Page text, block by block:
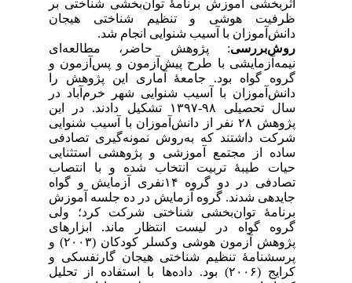
اثربخشی آموزش برنامهٔ توان‌بخشی شناختی بر
ظرفیت هوشی و تنظیم شناختی هیجان
دانش‌آموزان با آسیب شنوایی انجام شد.
روش‌بررسی: پژوهش حاضر، مطالعه‌ای
نیمه‌آزمایشی با طرح پیش‌آزمون و پس‌آزمون و
گروه گواه بود. جامعهٔ آماری این پژوهش را
دانش‌آموزان با آسیب شنوایی شهر خرم‌آباد در
سال تحصیلی ۹۸-۱۳۹۷ تشکیل دادند. در این
پژوهش ۲۸ نفر از دانش‌آموزان با آسیب شنوایی
شرکت داشتند که به‌روش نمونه‌گیری تصادفی
ساده از مجتمع آموزشی و پژوهشی استثنایی
حیات طیبهٔ تربیت انتخاب شده و با انتصاب
تصادفی در دو گروه ۱۴نفری آزمایش و گواه
جایدهی شدند. گروه آزمایش در ده جلسه آموزش
برنامهٔ توان‌بخشی شناختی شرکت کرد؛ ولی
گروه گواه در لیست انتظار ماند. ابزارهای
پژوهش آزمون هوشی وکسلر کودکان (۲۰۰۳) و
پرسشنامهٔ تنظیم شناختی هیجان گارنفسکی و
کرایج (۲۰۰۶) بود. داده‌ها با استفاده از تحلیل